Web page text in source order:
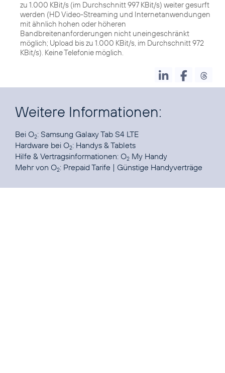
zu 1.000 KBit/s (im Durchschnitt 997 KBit/s) weiter gesurft
werden (HD Video-Streaming und Internetanwendungen
mit ähnlich hohen oder höheren
Bandbreitenanforderungen nicht uneingeschränkt
möglich; Upload bis zu 1.000 KBit/s, im Durchschnitt 972
KBit/s). Keine Telefonie möglich.
Weitere Informationen:
Bei O2: Samsung Galaxy Tab S4 LTE
Hardware bei O2: Handys & Tablets
Hilfe & Vertragsinformationen: O2 My Handy
Mehr von O2: Prepaid Tarife | Günstige Handyverträge